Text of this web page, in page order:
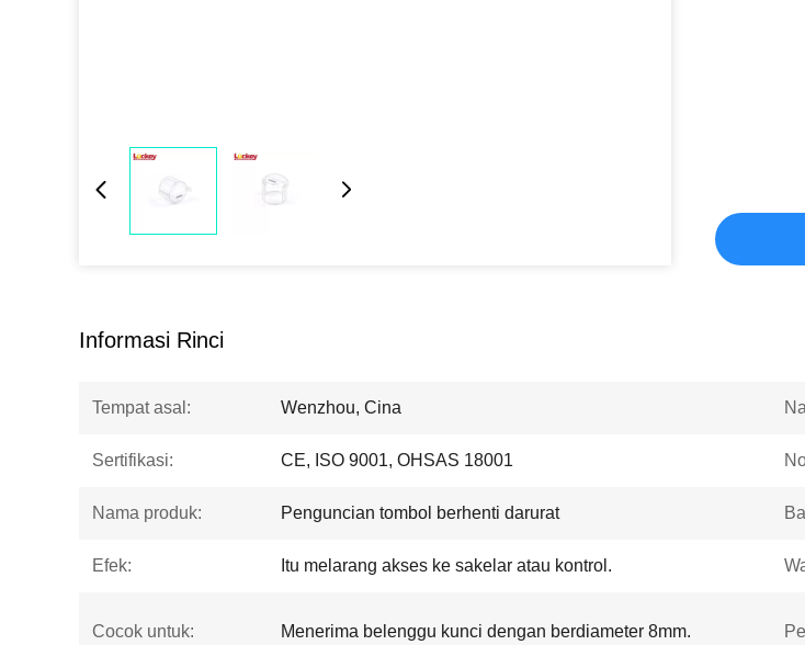
Informasi Rinci
Tempat asal: Wenzhou, Cina
Sertifikasi: CE, ISO 9001, OHSAS 18001
Nama produk: Penguncian tombol berhenti darurat
Efek: Itu melarang akses ke sakelar atau kontrol.
Cocok untuk: Menerima belenggu kunci dengan berdiameter 8mm.